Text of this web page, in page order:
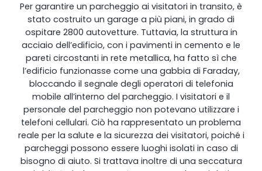
Sentinel
Monitor del rumore del segnale in uplink.
Per garantire un parcheggio ai visitatori in transito, è
stato costruito un garage a più piani, in grado di
ospitare 2800 autovetture. Tuttavia, la struttura in
acciaio dell’edificio, con i pavimenti in cemento e le
pareti circostanti in rete metallica, ha fatto sì che
l’edificio funzionasse come una gabbia di Faraday,
bloccando il segnale degli operatori di telefonia
mobile all’interno del parcheggio. I visitatori e il
personale del parcheggio non potevano utilizzare i
telefoni cellulari. Ciò ha rappresentato un problema
reale per la salute e la sicurezza dei visitatori, poiché i
parcheggi possono essere luoghi isolati in caso di
bisogno di aiuto. Si trattava inoltre di una seccatura